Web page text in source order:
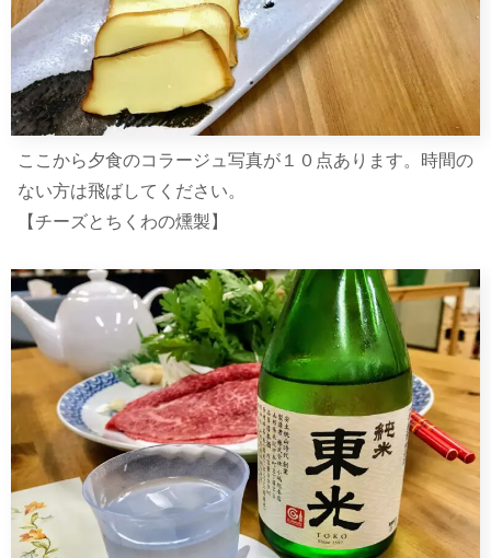
ここから夕食のコラージュ写真が１０点あります。時間の
ない方は飛ばしてください。
【チーズとちくわの燻製】